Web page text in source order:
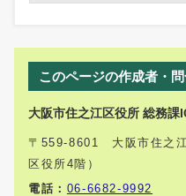
このページの作成者・
大阪市住之江区役所 総務課
〒559-8601 大阪市住之
区役所4階）
電話： 06-6682-9992